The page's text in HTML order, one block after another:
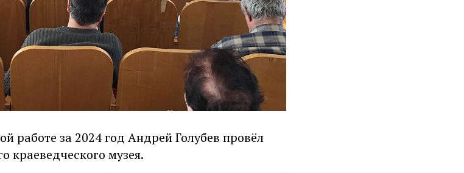
работе за 2024 год Андрей Голубев провёл
краеведческого музея.